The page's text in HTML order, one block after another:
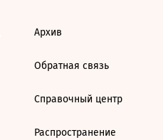
Архив
Обратная связь
Справочный центр
Распространение